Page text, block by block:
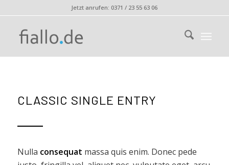
Jetzt anrufen: 0371 / 23 55 63 06
CLASSIC SINGLE ENTRY
Nulla consequat massa quis enim. Donec pede